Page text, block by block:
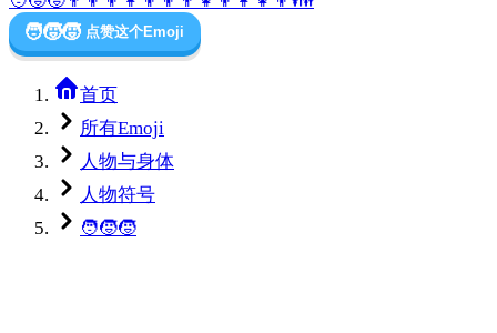
🧑‍🧒‍🧒 点赞这个Emoji
首页
所有Emoji
人物与身体
人物符号
🧑‍🧒‍🧒